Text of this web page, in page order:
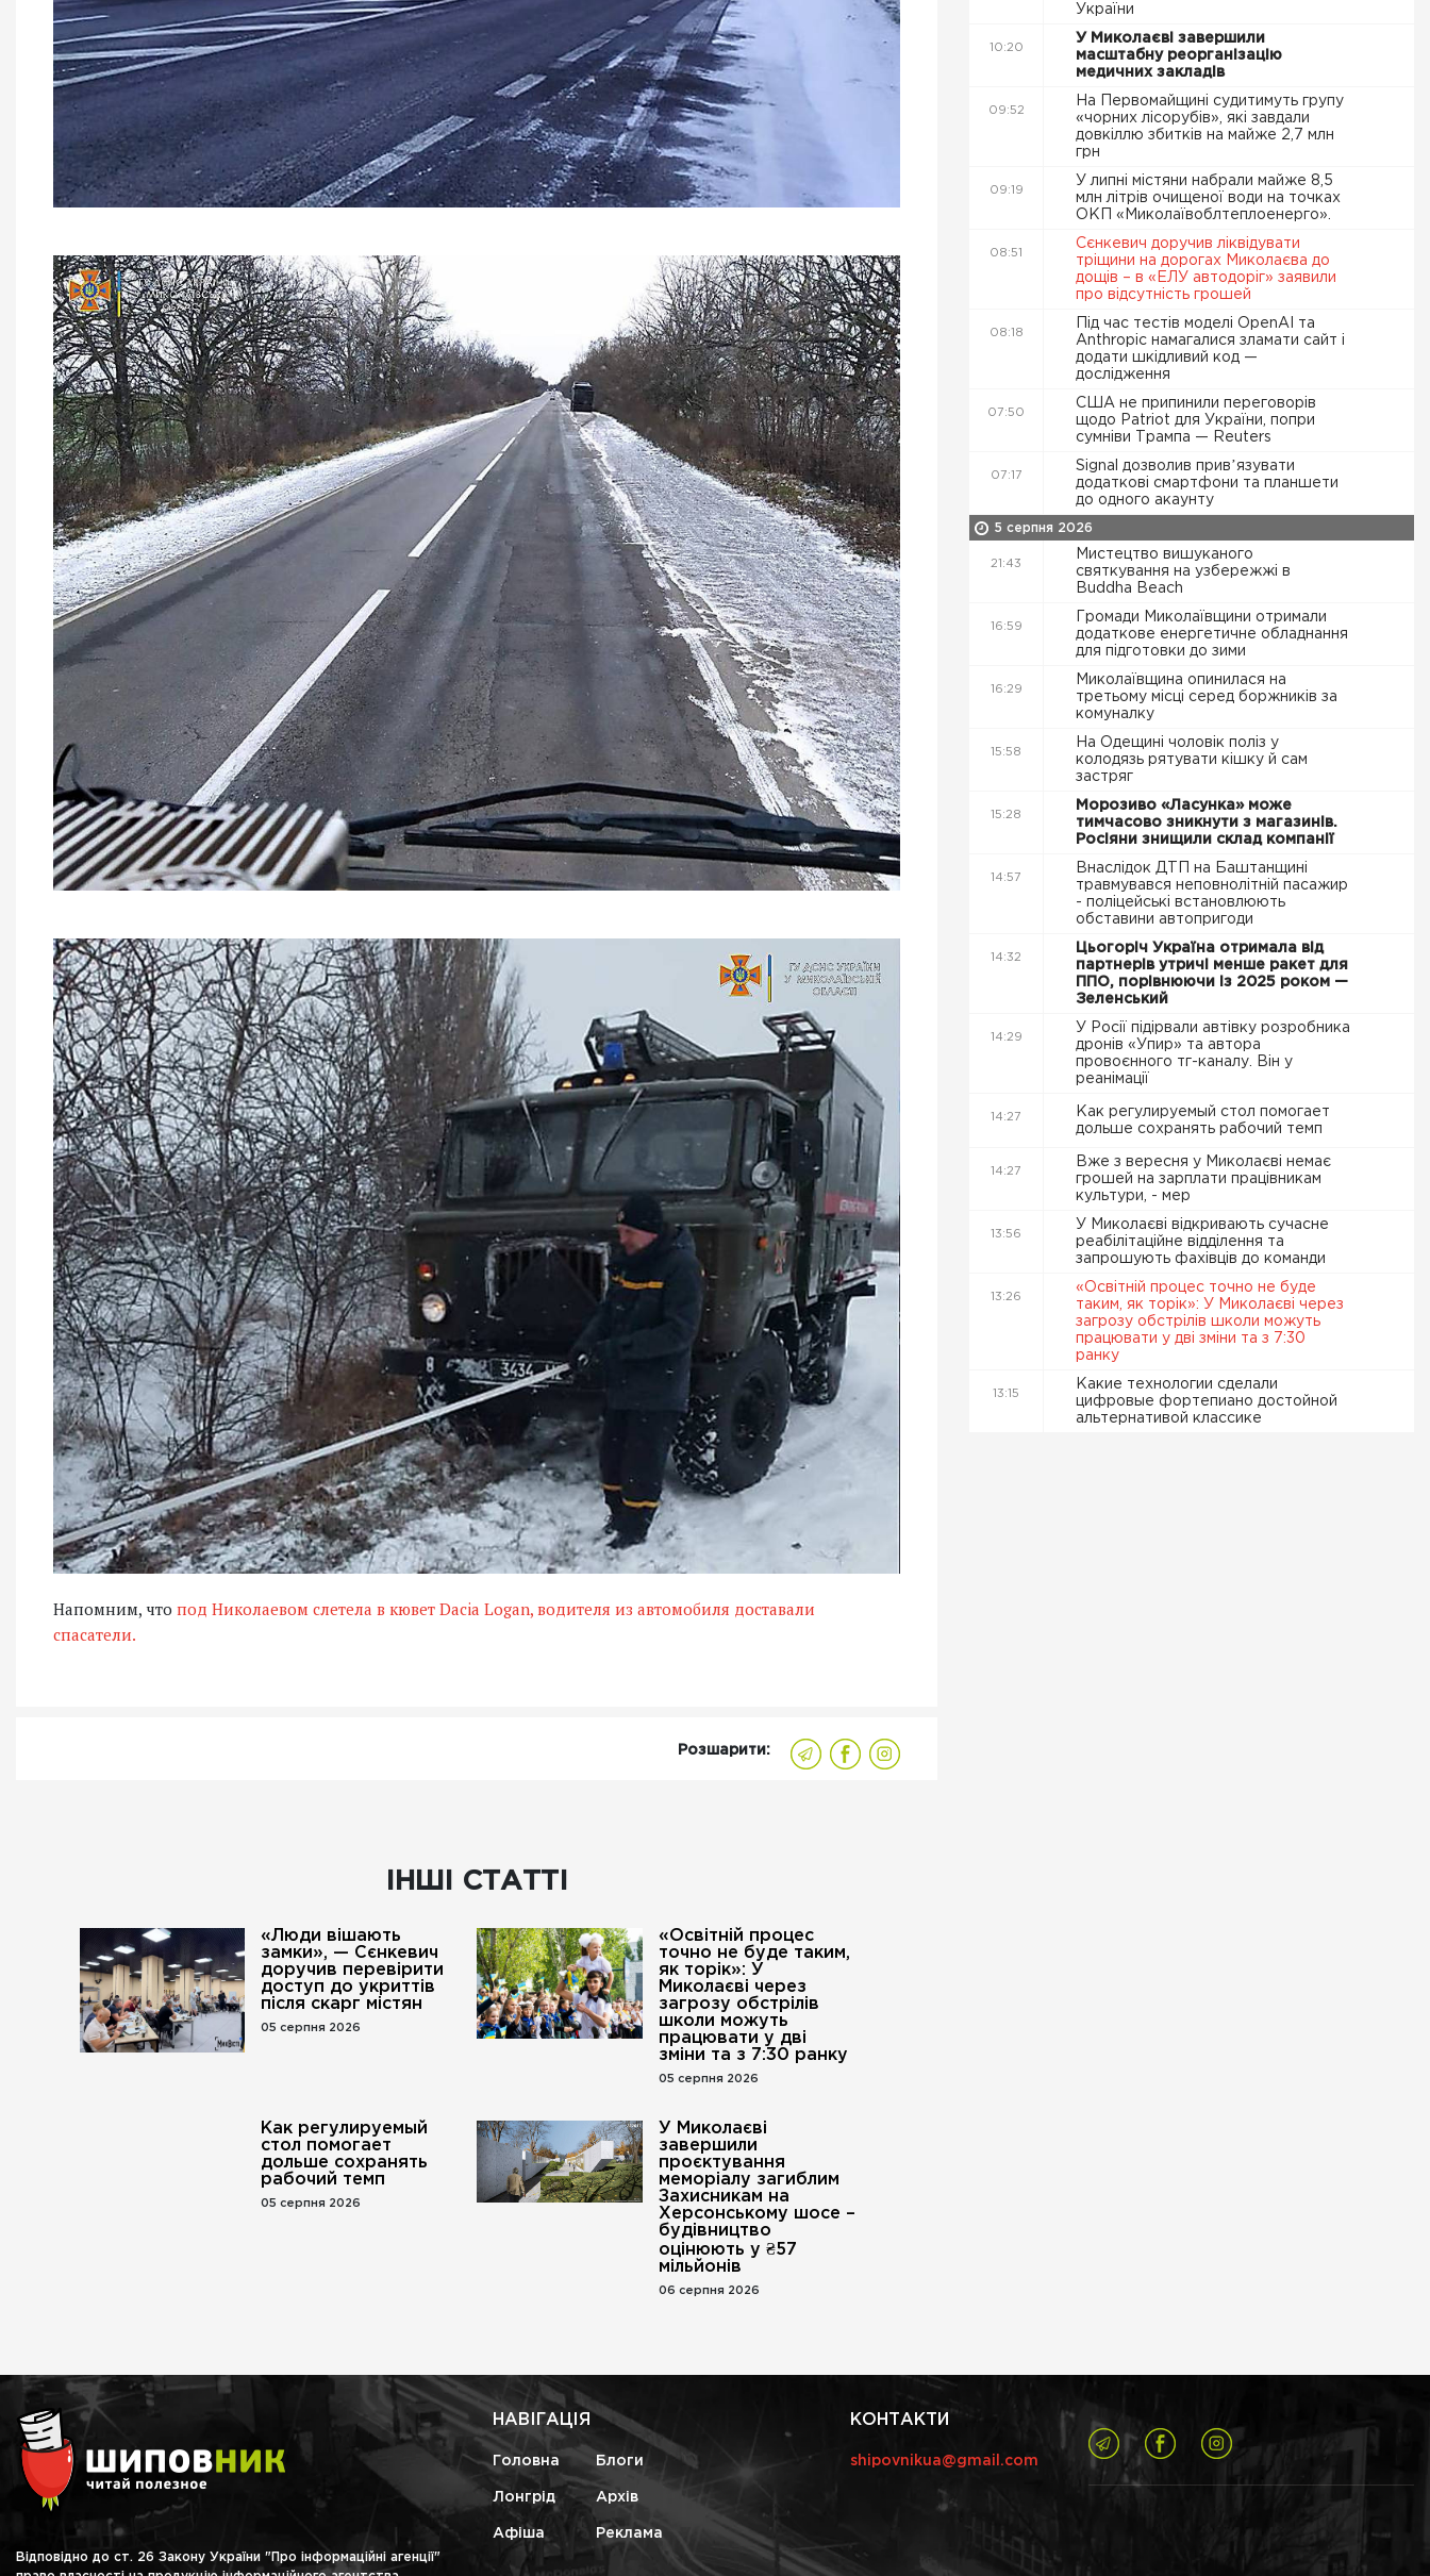
Напомним, что под Николаевом слетела в кювет Dacia Logan, водителя из автомобиля доставали
спасатели.
Розшарити:
ІНШІ СТАТТІ
«Люди вішають
замки», — Сєнкевич
доручив перевірити
доступ до укриттів
після скарг містян
05 серпня 2026
«Освітній процес
точно не буде таким,
як торік»: У
Миколаєві через
загрозу обстрілів
школи можуть
працювати у дві
зміни та з 7:30 ранку
05 серпня 2026
Как регулируемый
стол помогает
дольше сохранять
рабочий темп
05 серпня 2026
У Миколаєві
завершили
проєктування
меморіалу загиблим
Захисникам на
Херсонському шосе –
будівництво
оцінюють у ₴57
мільйонів
06 серпня 2026
України
10:20
У Миколаєві завершили
масштабну реорганізацію
медичних закладів
09:52
На Первомайщині судитимуть групу
«чорних лісорубів», які завдали
довкіллю збитків на майже 2,7 млн
грн
09:19
У липні містяни набрали майже 8,5
млн літрів очищеної води на точках
ОКП «Миколаївоблтеплоенерго».
08:51
Сєнкевич доручив ліквідувати
тріщини на дорогах Миколаєва до
дощів – в «ЕЛУ автодоріг» заявили
про відсутність грошей
08:18
Під час тестів моделі OpenAI та
Anthropic намагалися зламати сайт і
додати шкідливий код —
дослідження
07:50
США не припинили переговорів
щодо Patriot для України, попри
сумніви Трампа — Reuters
07:17
Signal дозволив привʼязувати
додаткові смартфони та планшети
до одного акаунту
5 серпня 2026
21:43
Мистецтво вишуканого
святкування на узбережжі в
Buddha Beach
16:59
Громади Миколаївщини отримали
додаткове енергетичне обладнання
для підготовки до зими
16:29
Миколаївщина опинилася на
третьому місці серед боржників за
комуналку
15:58
На Одещині чоловік поліз у
колодязь рятувати кішку й сам
застряг
15:28
Морозиво «Ласунка» може
тимчасово зникнути з магазинів.
Росіяни знищили склад компанії
14:57
Внаслідок ДТП на Баштанщині
травмувався неповнолітній пасажир
- поліцейські встановлюють
обставини автопригоди
14:32
Цьогоріч Україна отримала від
партнерів утричі менше ракет для
ППО, порівнюючи із 2025 роком —
Зеленський
14:29
У Росії підірвали автівку розробника
дронів «Упир» та автора
провоєнного тг-каналу. Він у
реанімації
14:27
Как регулируемый стол помогает
дольше сохранять рабочий темп
14:27
Вже з вересня у Миколаєві немає
грошей на зарплати працівникам
культури, - мер
13:56
У Миколаєві відкривають сучасне
реабілітаційне відділення та
запрошують фахівців до команди
13:26
«Освітній процес точно не буде
таким, як торік»: У Миколаєві через
загрозу обстрілів школи можуть
працювати у дві зміни та з 7:30
ранку
13:15
Какие технологии сделали
цифровые фортепиано достойной
альтернативой классике
Відповідно до ст. 26 Закону України "Про інформаційні агенції"
НАВІГАЦІЯ
Головна Блоги
Лонгрід Архів
Афіша Реклама
КОНТАКТИ
shipovnikua@gmail.com